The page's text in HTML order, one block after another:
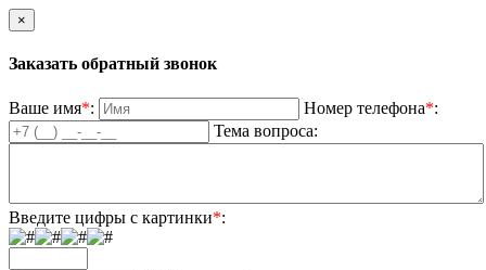
×
Заказать обратный звонок
Ваше имя*: Номер телефона*:
Тема вопроса:
Введите цифры с картинки*: